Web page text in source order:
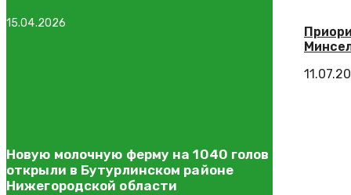
15.04.2026
Новую молочную ферму на 1040 голов
открыли в Бутурлинском районе
Нижегородской области